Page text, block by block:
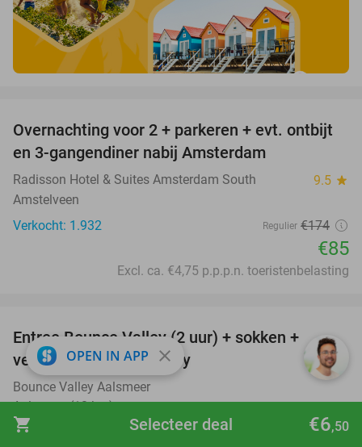
shopping_cart €6,50
Selecteer deal
51%
Overnachting voor 2 + parkeren + evt. ontbijt
en 3-gangendiner nabij Amsterdam
Radisson Hotel & Suites Amsterdam South 9.5 star
Amstelveen
Verkocht: 1.932
Regulier €174
€85
Excl. ca. €4,75 p.p.p.n. toeristenbelasting
46%
Entree Bounce Valley (2 uur) + sokken +
verkoelende slush puppy
Bounce Valley Aalsmeer
Aalsmeer (12 km)
Verkocht: 1.265
€21,95
OPEN IN APP close